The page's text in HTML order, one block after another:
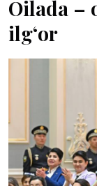
Oilada –
ilg‘or